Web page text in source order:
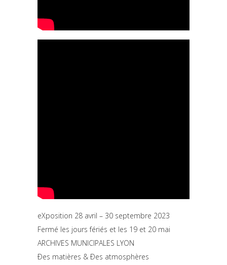
eXposition 28 avril – 30 septembre 2023
Fermé les jours fériés et les 19 et 20 mai
ARCHIVES MUNICIPALES LYON
Ðes matières & Ðes atmosphères